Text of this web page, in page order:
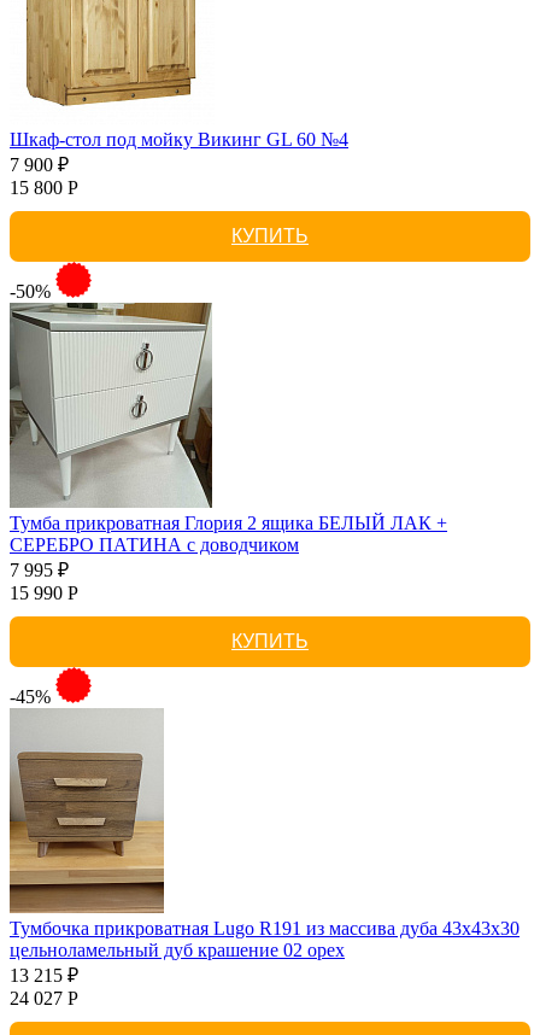
Шкаф-стол под мойку Викинг GL 60 №4
7 900 ₽
15 800 Р
КУПИТЬ
-50%
Тумба прикроватная Глория 2 ящика БЕЛЫЙ ЛАК +
СЕРЕБРО ПАТИНА с доводчиком
7 995 ₽
15 990 Р
КУПИТЬ
-45%
Тумбочка прикроватная Lugo R191 из массива дуба 43х43х30
цельноламельный дуб крашение 02 орех
13 215 ₽
24 027 Р